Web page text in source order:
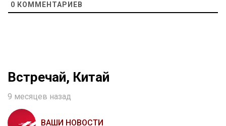
0 КОММЕНТАРИЕВ
Встречай, Китай
9 месяцев назад
ВАШИ НОВОСТИ